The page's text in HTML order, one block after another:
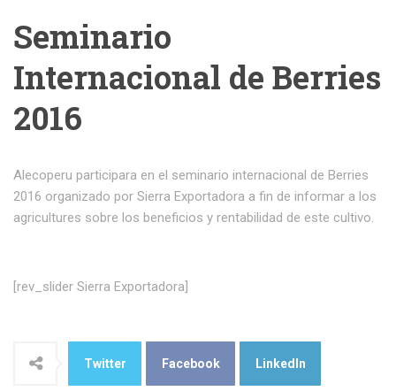
Seminario
Internacional de Berries
2016
Alecoperu participara en el seminario internacional de Berries
2016 organizado por Sierra Exportadora a fin de informar a los
agricultures sobre los beneficios y rentabilidad de este cultivo.
[rev_slider Sierra Exportadora]
Twitter Facebook LinkedIn